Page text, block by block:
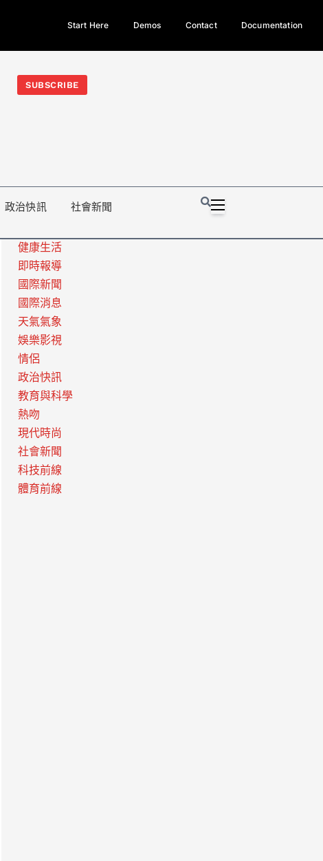
今日熱門新聞TOP3｜西拉雅族正式成第17個原住民族、立院電競
光電場回
Start Here Demos Contact Documentation
SUBSCRIBE
政治快訊 社會新聞
健康生活
即時報導
國際新聞
國際消息
天氣氣象
娛樂影視
情侶
政治快訊
教育與科學
熱吻
現代時尚
社會新聞
科技前線
體育前線